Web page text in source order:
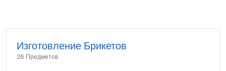
Изготовление Брикетов
26 Предметов